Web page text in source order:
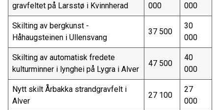
gravfeltet på Larsstø i Kvinnherad
000
000
Skilting av bergkunst -
Håhaugsteinen i Ullensvang
37 500
30
000
Skilting av automatisk fredete
kulturminner i lynghei på Lygra i Alver
47 500
40
000
Nytt skilt Årbakka strandgravfelt i
Alver
27 100
27
000